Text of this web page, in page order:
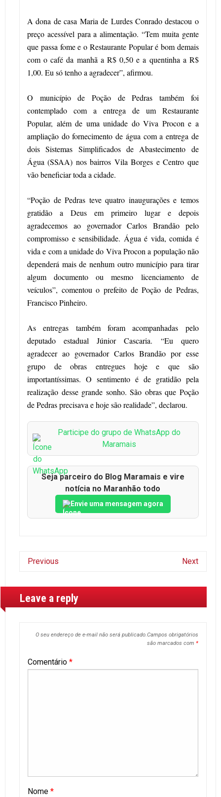
A dona de casa Maria de Lurdes Conrado destacou o
preço acessível para a alimentação. “Tem muita gente
que passa fome e o Restaurante Popular é bom demais
com o café da manhã a R$ 0,50 e a quentinha a R$
1,00. Eu só tenho a agradecer”, afirmou.
O município de Poção de Pedras também foi
contemplado com a entrega de um Restaurante
Popular, além de uma unidade do Viva Procon e a
ampliação do fornecimento de água com a entrega de
dois Sistemas Simplificados de Abastecimento de
Água (SSAA) nos bairros Vila Borges e Centro que
vão beneficiar toda a cidade.
“Poção de Pedras teve quatro inaugurações e temos
gratidão a Deus em primeiro lugar e depois
agradecemos ao governador Carlos Brandão pelo
compromisso e sensibilidade. Água é vida, comida é
vida e com a unidade do Viva Procon a população não
dependerá mais de nenhum outro município para tirar
algum documento ou mesmo licenciamento de
veículos”, comentou o prefeito de Poção de Pedras,
Francisco Pinheiro.
As entregas também foram acompanhadas pelo
deputado estadual Júnior Cascaria. “Eu quero
agradecer ao governador Carlos Brandão por esse
grupo de obras entregues hoje e que são
importantíssimas. O sentimento é de gratidão pela
realização desse grande sonho. São obras que Poção
de Pedras precisava e hoje são realidade”, declarou.
Participe do grupo de WhatsApp do
Maramais
Seja parceiro do Blog Maramais e vire
notícia no Maranhão todo
Envie uma mensagem agora
Previous Next
Leave a reply
O seu endereço de e-mail não será publicado.Campos obrigatórios
são marcados com *
Comentário *
Nome *